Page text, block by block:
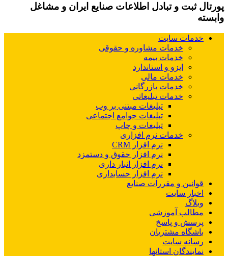
پورتال ثبت و تبادل اطلاعات صنایع ایران و مشاغل
وابسته
خدمات سایت
خدمات مشاوره و حقوقی
خدمات بیمه
ایزو و استاندارد
خدمات مالی
خدمات بازرگانی
خدمات تبلیغاتی
تبلیغات مبتنی بر وب
تبلیغات جوامع اجتماعی
تبلیغات و چاپ
خدمات نرم افزاری
نرم افزار CRM
نرم افزار حقوق و دستمزد
نرم افزار انبار داری
نرم افزار حسابداری
قوانین و مقررات صنایع
اخبار سایت
وبلاگ
مطالب آموزشی
پرسش و پاسخ
باشگاه مشتریان
رسانه سایت
نمایندگان استانها